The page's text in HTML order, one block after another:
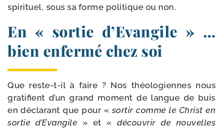
spi­ri­tuel, sous sa forme poli­tique ou non.
En « sortie d’Evangile » …
bien enfermé chez soi
Que reste-​t-​il à faire ? Nos théo­lo­giennes nous
gra­ti­fient d’un grand moment de langue de buis
en décla­rant que pour «sor­tir comme le Christ en
sor­tie d’Evangile » et «décou­vrir de nou­velles